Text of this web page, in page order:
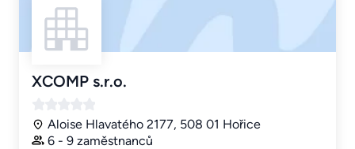
XCOMP s.r.o.
Aloise Hlavatého 2177, 508 01 Hořice
6 - 9 zaměstnanců